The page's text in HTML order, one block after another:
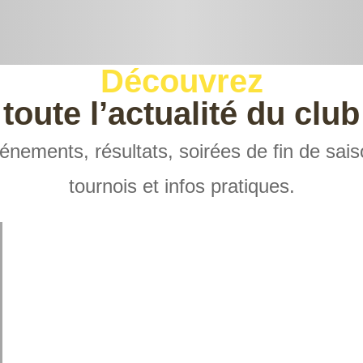
Découvrez
toute l’actualité du club
résultats, soirées de fin de
tournois et infos pratiques.